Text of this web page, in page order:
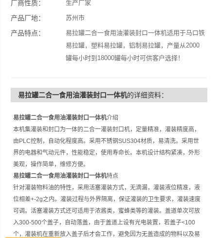
厂商性质： 生产厂家
产品厂地： 苏州市
产品特点：
易拉罐二合一食用油灌装封口一体机适用于马口铁
易拉罐，塑料易拉罐，铝制易拉罐，产量从2000
罐每小时到18000罐每小时可供客户选择！
易拉罐二合一食用油灌装封口一体机的详细资料：
易拉罐二合一食用油灌装封口一体机介绍
本机集灌装和封口为一体的二合一灌装封口机，定量精准，灌装精度高，
由PLC控制，自动化程度高。采用不锈钢SUS304材质，易清洗。采用世
界的电器和气动元件，性能稳定，使用寿命长。本机设计结构紧凑，外形
美观，操作简单，维修方便。
易拉罐二合一食用油灌装封口一体机特点
针对灌装物料油的特性，采用活塞灌装方式，无滴漏，灌装液位精准，液
位相差+-2g之内。灌装过程与外界隔离，保证灌装的卫生要求，灌装速度
可调。活塞灌装方式还可适用于浓酱类，蜜蜂类等的灌装。盖道单次可放
入300-500个盖子，自动落盖，由于盖道上设有光电装置，若盖子<100
个，灌装机在重新放入盖子后才会工作，避免因为无盖造成的物料以及易